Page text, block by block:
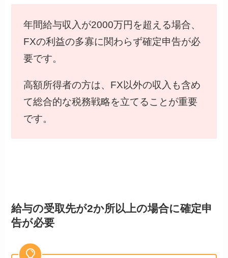
年間給与収入が2000万円を超える場合、
FXの利益の多寡に関わらず確定申告が必
要です。
高額所得者の方は、FX以外の収入も含め
て総合的な税務戦略を立てることが重要
です。
給与の受取先が2か所以上の場合に確定申
告が必要